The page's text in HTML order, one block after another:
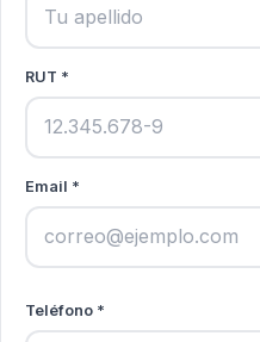
RUT *
Email *
Teléfono *